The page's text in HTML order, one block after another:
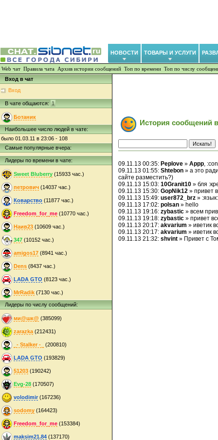
НОВОСТИ ТОВАРЫ И УСЛУГИ
Web чат Правила чата Архив истории сообщений Топ по времени Топ по числу
Вход в чат
Вход
В чате общаются: 1
Ботаник
Наибольшее число людей в чате:
было 01.03.11 в 23:06 - 108
Самые популярные вчера:
Лидеры по времени в чате:
Sweet Bluberry (15933 час.)
петрович (14037 час.)
Коварство (11877 час.)
Freedom_for_me (10770 час.)
Наив23 (10609 час.)
347 (10152 час.)
amigos17 (8941 час.)
Dens (8437 час.)
LADA GTO (8123 час.)
MrRadik (7130 час.)
Лидеры по числу сообщений:
ми@шк@ (385099)
zarazka (212431)
_- Stalker -_ (200810)
LADA GTO (193829)
51203 (190242)
Evg-28 (170507)
volodimir(167236)
sodomy (164423)
Freedom_for_me (153384)
maksim21.84 (137170)
История сообщений
09.11.13 00:35: Peplove » Appp,
09.11.13 01:55: Shtebon » а это
сайте разместить?)
09.11.13 15:03: 10Granit10 » бля
09.11.13 15:30: GopNik12 » привет
09.11.13 15:49: user872_brz » :язык:
09.11.13 17:02: polsan » hello
09.11.13 19:16: zybastic » всем
09.11.13 19:18: zybastic » привет
09.11.13 20:17: akvarium » иветик
09.11.13 20:17: akvarium » иветик
09.11.13 21:32: shvint » Привет с